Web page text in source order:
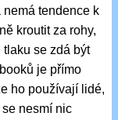
tendence k
kroutit za rohy,
se zdá být
je přímo
ho používají lidé,
nesmí nic